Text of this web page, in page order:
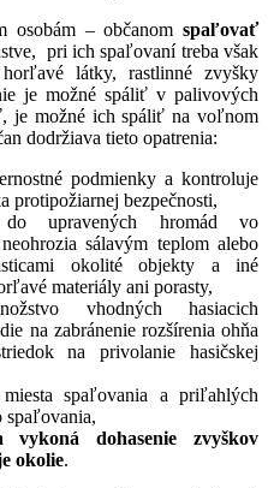
– občanom spaľovať
pri ich spaľovaní treba však
látky, rastlinné zvyšky
je možné spáliť v palivových
je možné ich spáliť na voľnom
dodržiava tieto opatrenia:
podmienky a kontroluje
protipožiarnej bezpečnosti,
upravených hromád vo
sálavým teplom alebo
okolité objekty a iné
materiály ani porasty,
vhodných hasiacich
na zabránenie rozšírenia ohňa
na privolanie hasičskej
spaľovania a priľahlých
spaľovania,
vykoná dohasenie zvyškov
okolie.